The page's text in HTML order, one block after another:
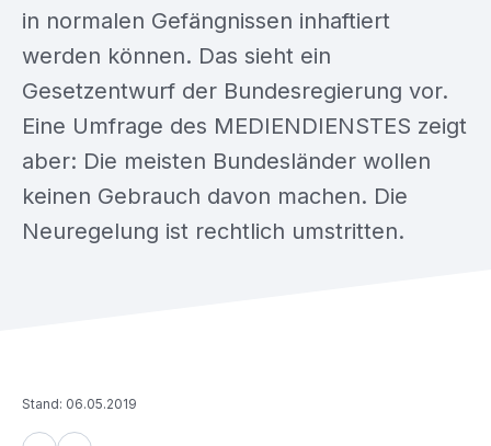
Stand: 06.05.2019
in normalen Gefängnissen inhaftiert
werden können. Das sieht ein
Gesetzentwurf der Bundesregierung vor.
Eine Umfrage des MEDIENDIENSTES zeigt
aber: Die meisten Bundesländer wollen
keinen Gebrauch davon machen. Die
Neuregelung ist rechtlich umstritten.